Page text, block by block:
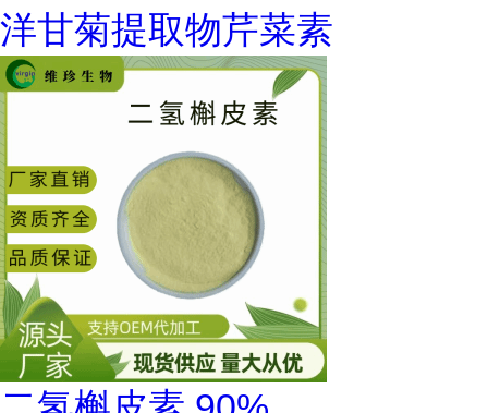
洋甘菊提取物芹菜素